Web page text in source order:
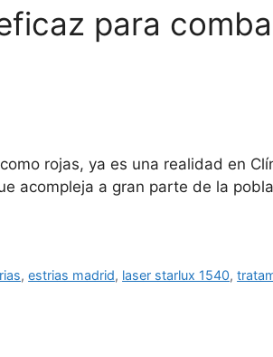
para
rojas, ya es una realidad en
acompleja a gran parte de la
,estrias madrid, laser starlux 1540,